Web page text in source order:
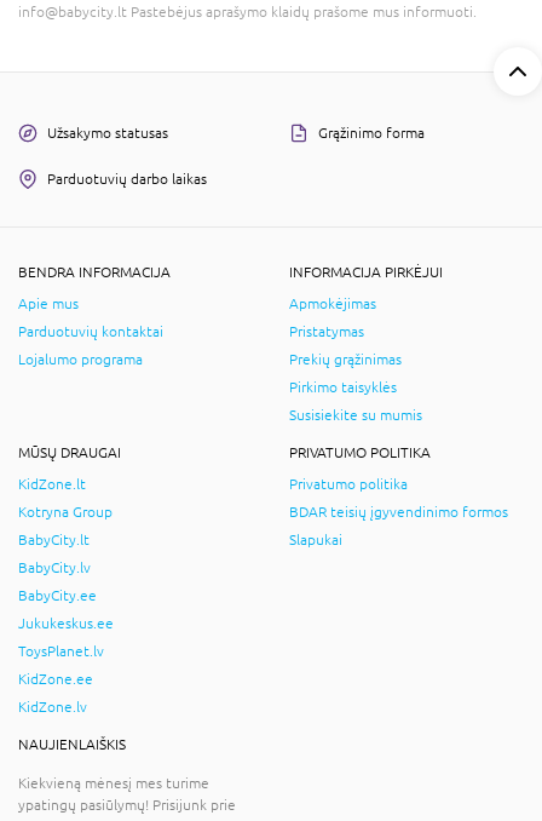
info@babycity.lt Pastebėjus aprašymo klaidų prašome mus informuoti.
Užsakymo statusas Grąžinimo forma
Parduotuvių darbo laikas
BENDRA INFORMACIJA
Apie mus
Parduotuvių kontaktai
Lojalumo programa
INFORMACIJA PIRKĖJUI
Apmokėjimas
Pristatymas
Prekių grąžinimas
Pirkimo taisyklės
Susisiekite su mumis
MŪSŲ DRAUGAI
KidZone.lt
Kotryna Group
BabyCity.lt
BabyCity.lv
BabyCity.ee
Jukukeskus.ee
ToysPlanet.lv
KidZone.ee
KidZone.lv
PRIVATUMO POLITIKA
Privatumo politika
BDAR teisių įgyvendinimo formos
Slapukai
NAUJIENLAIŠKIS
Kiekvieną mėnesį mes turime
ypatingų pasiūlymų! Prisijunk prie